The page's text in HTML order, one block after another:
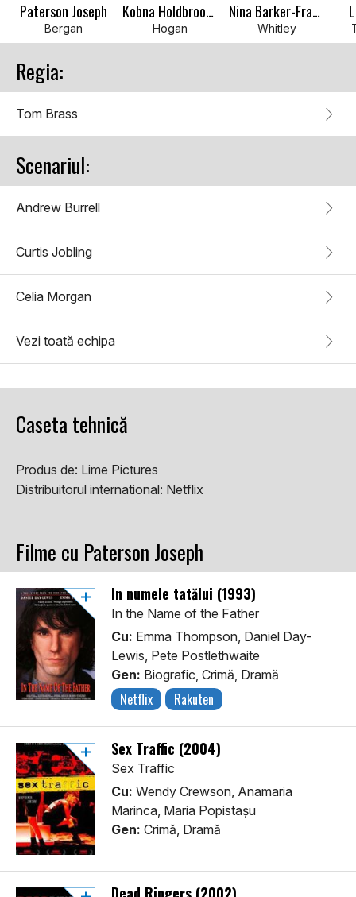
Paterson Joseph
Bergan
Kobna Holdbrook-Smith
Hogan
Nina Barker-Francis
Whitley
Regia:
Tom Brass
Scenariul:
Andrew Burrell
Curtis Jobling
Celia Morgan
Vezi toată echipa
Caseta tehnică
Produs de: Lime Pictures
Distribuitorul international: Netflix
Filme cu Paterson Joseph
În numele tatălui (1993)
In the Name of the Father
Cu: Emma Thompson, Daniel Day-
Lewis, Pete Postlethwaite
Gen: Biografic, Crimă, Dramă
Netflix Rakuten
Sex Traffic (2004)
Sex Traffic
Cu: Wendy Crewson, Anamaria
Marinca, Maria Popistașu
Gen: Crimă, Dramă